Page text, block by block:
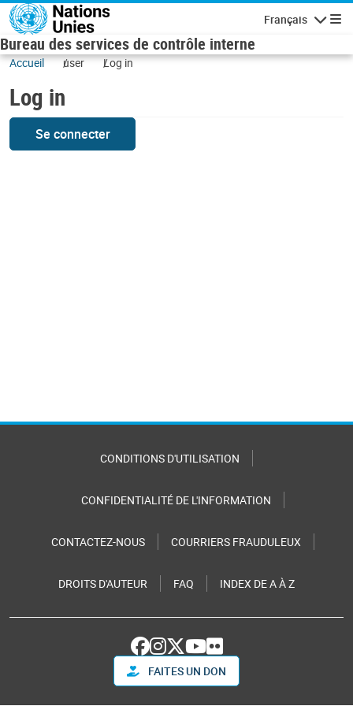
Skip to main content
Français
Bureau des services de contrôle interne
Accueil user Log in
Log in
Se connecter
CONDITIONS D'UTILISATION
CONFIDENTIALITÉ DE L'INFORMATION
CONTACTEZ-NOUS COURRIERS FRAUDULEUX
DROITS D'AUTEUR FAQ INDEX DE A À Z
FAITES UN DON